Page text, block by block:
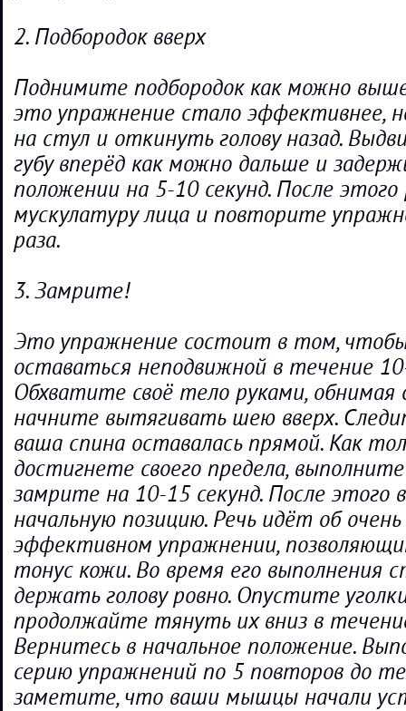
2. Подбородок вверх
Поднимите подбородок как можно
это упражнение стало эффективнее,
на стул и откинуть голову назад.
губу вперёд как можно дальше и
положении на 5-10 секунд. После этого
мускулатуру лица и повторите
раза.
3. Замрите!
Это упражнение состоит в том,
оставаться неподвижной в течение
Обхватите своё тело руками, обнимая
начните вытягивать шею вверх.
ваша спина оставалась прямой. Как
достигнете своего предела,
замрите на 10-15 секунд. После этого
начальную позицию. Речь идёт об
эффективном упражнении,
тонус кожи. Во время его выполнения
держать голову ровно. Опустите
продолжайте тянуть их вниз в
Вернитесь в начальное положение.
серию упражнений по 5 повторов до
заметите, что ваши мышцы начали